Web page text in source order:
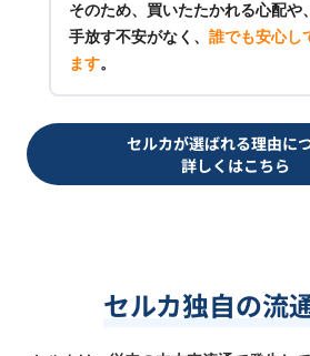
そのため、買いたたかれる心配や
手放す不安がなく、 誰でも安心し
ます。
セルカが選ばれる理由に
詳しくはこちら
セルカ独自の流